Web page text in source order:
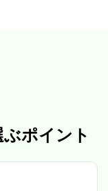
ポイント